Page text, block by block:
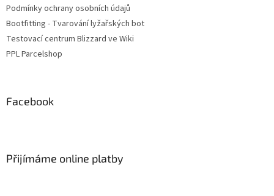
Podmínky ochrany osobních údajů
Bootfitting - Tvarování lyžařských bot
Testovací centrum Blizzard ve Wiki
PPL Parcelshop
Facebook
Přijímáme online platby